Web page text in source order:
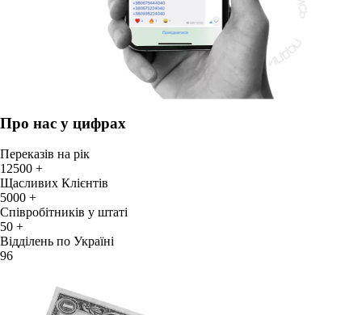
Про нас у цифрах
Переказів на рік
12500 +
Щасливих Клієнтів
5000 +
Співробітників у штаті
50 +
Відділень по Україні
96